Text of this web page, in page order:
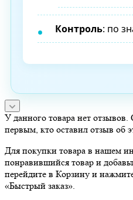
Контроль: по
У данного товара нет отзывов.
первым, кто оставил отзыв об
Для покупки товара в нашем
понравившийся товар и
перейдите в Корзину и
«Быстрый заказ».